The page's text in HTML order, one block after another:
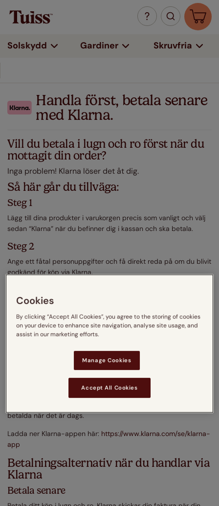
Solskydd Gardiner Skruvfria
Handla först, betala senare
med Klarna.
Vill du betala i lugn och ro först när du
mottagit din order?
Inga problem! Klarna löser det åt dig.
Så här går du tillväga:
Steg 1
Lägg till dina produkter i varukorgen precis som vanligt och välj
sedan “Klarna” när du befinner dig i kassan och ska betala.
Steg 2
Ange ett fåtal personuppgifter och få direkt reda på om du blivit
godkänd för köp via Klarna.
Klarna skickar ut en betalningsbekräftelse via e-mail och
påminner dig när det är dags att betala.
Steg 4
Klarna-appen
Om du inte redan har laddat ner Klarnas smidiga app, så
rekommenderar vi att du gör det. På så vis kan du enkelt hålla
betalda när det är dags.
Ladda ner Klarna-appen här: https://www.klarna.com/se/klarna-
app
Betalningsalternativ när du handlar via
Klarna
Betala senare
Cookies
By clicking “Accept All Cookies”, you agree to the storing of cookies
on your device to enhance site navigation, analyse site usage, and
assist in our marketing efforts.
Manage Cookies
Accept All Cookies